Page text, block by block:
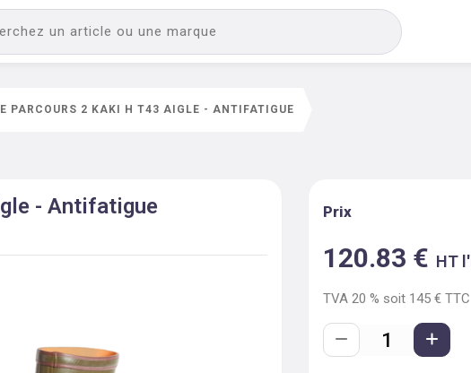
PARCOURS 2 KAKI H T43 AIGLE - ANTIFATIGUE
- Antifatigue Prix
120.83 € HT
TVA20 % soit 145 € TTC